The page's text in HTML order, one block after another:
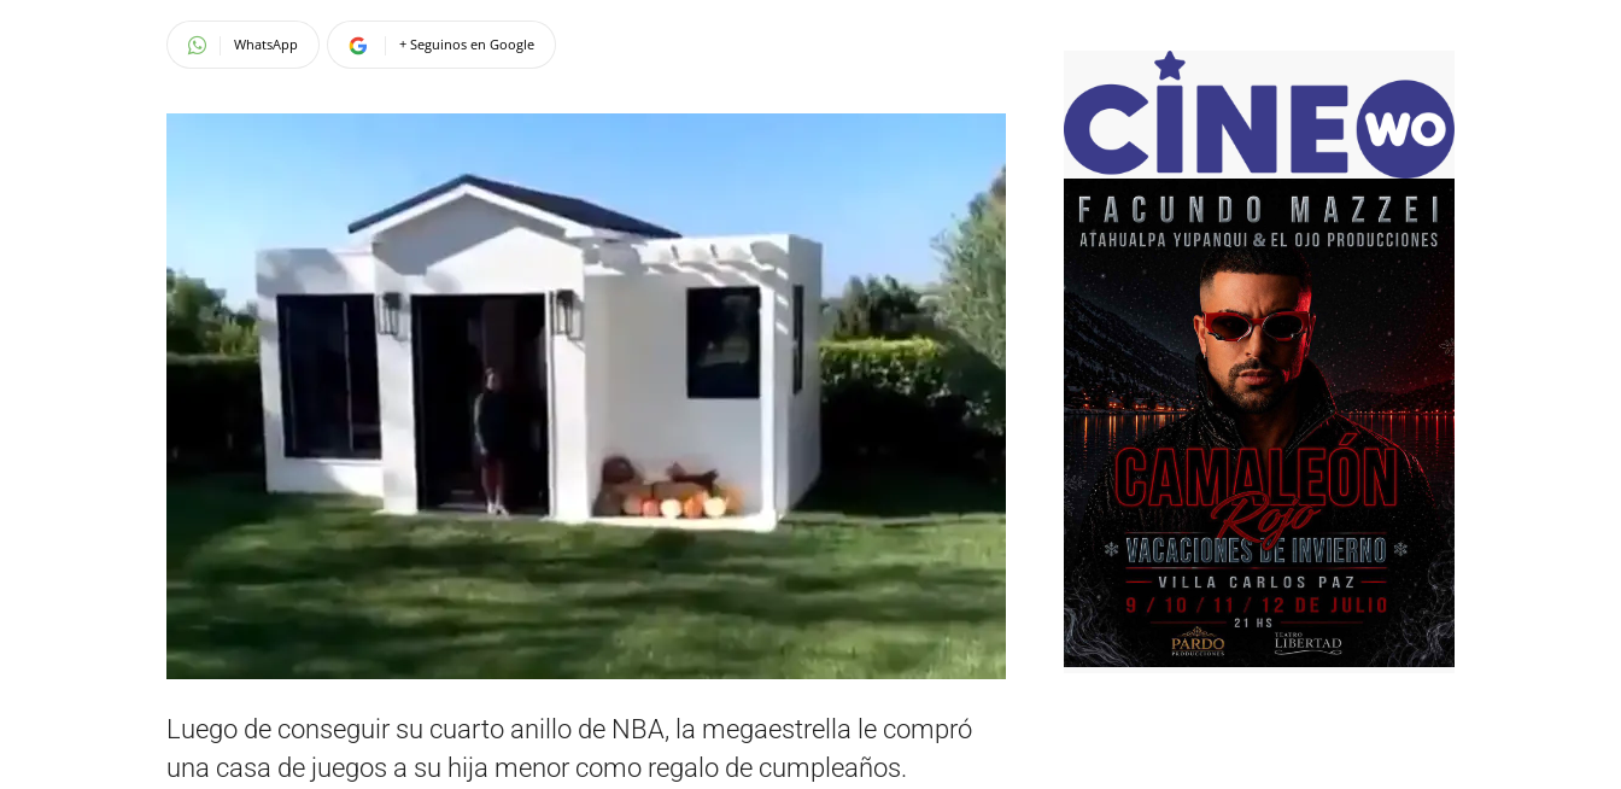
WhatsApp + Seguinos en Google
Luego de conseguir su cuarto anillo de NBA, la megaestrella le compró
una casa de juegos a su hija menor como regalo de cumpleaños.